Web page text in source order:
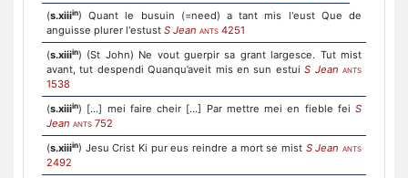
(s.xiiiin) Quant le busuin (=need) a tant mis l'eust Que de
anguisse plurer l'estust S Jean ANTS 4251
(s.xiiiin) (St John) Ne vout guerpir sa grant largesce. Tut mist
avant, tut despendi Quanqu’aveit mis en sun estuiS Jean ANTS
1538
(s.xiiiin) [...] mei faire cheir [...] Par mettre mei en fieble fei S
Jean ANTS 752
(s.xiiiin) Jesu Crist Ki pur eus reindre a mort se mist S Jean ANTS
2492